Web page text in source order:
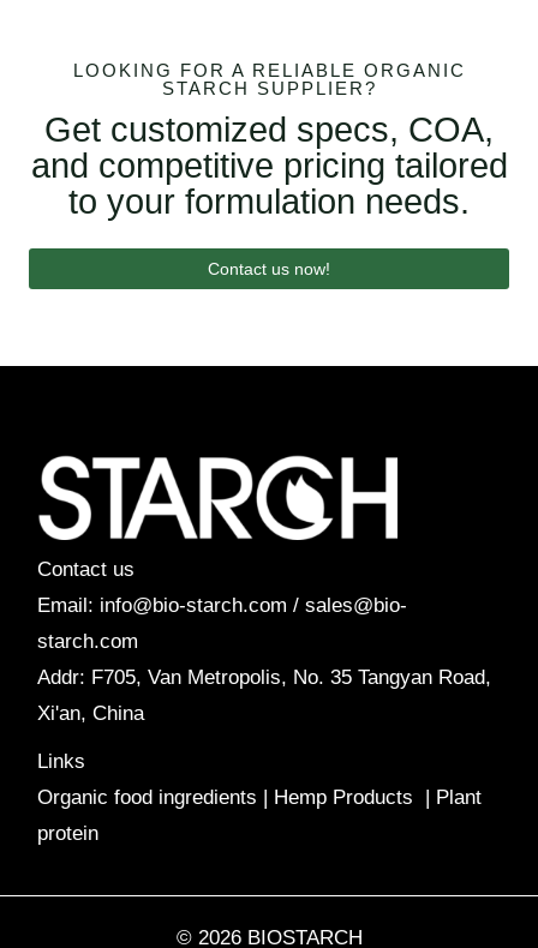
LOOKING FOR A RELIABLE ORGANIC
STARCH SUPPLIER?
Get customized specs, COA,
and competitive pricing tailored
to your formulation needs.
Contact us now!
Contact us
Email: info@bio-starch.com / sales@bio-
starch.com
Addr: F705, Van Metropolis, No. 35 Tangyan Road,
Xi'an, China
Links
Organic food ingredients | Hemp Products | Plant
protein
© 2026 BIOSTARCH